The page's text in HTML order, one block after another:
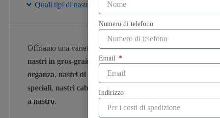
Quali tipi di nastri offrite?
Offriamo una varietà di nastri, tra cuinastri di raso,
nastri in gros-grain
nastri di cotone,nastri di
organza, nastri di velluto,nastri per occasioni
speciali, nastri cablati , nastri del festival
a nastro.
Numero di telefono
Email
Indirizzo